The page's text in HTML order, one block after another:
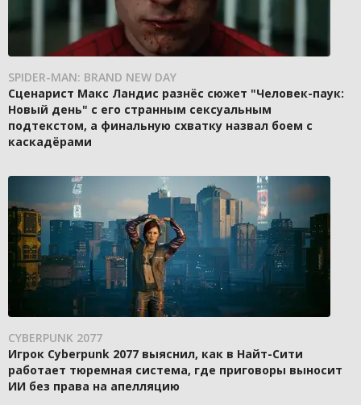
SPIDER-MAN: BRAND NEW DAY
Сценарист Макс Ландис разнёс сюжет "Человек-паук:
Новый день" с его странным сексуальным
подтекстом, а финальную схватку назвал боем с
каскадёрами
CYBERPUNK 2077
Игрок Cyberpunk 2077 выяснил, как в Найт-Сити
работает тюремная система, где приговоры выносит
ИИ без права на апелляцию